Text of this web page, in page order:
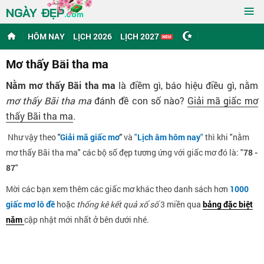
NGÀY ĐẸP.com ≡
HÔM NAY LỊCH 2026 LỊCH 2027
Mơ thấy Bãi tha ma
Nằm mơ thấy Bãi tha ma là điềm gì, báo hiệu điều gì, nằm
mơ thấy Bãi tha mađánh đề con số nào? Giải mã giấc mơ
thấy Bãi tha ma.
Như vậy theo"Giải mã giấc mơ"và "Lịch âm hôm nay" thì khi "nằm
mơ thấy Bãi tha ma" các bộ số đẹp tương ứng với giấc mơ đó là: "78 -
87"
Mời các bạn xem thêm các giấc mơ khác theo danh sách hơn 1000
giấc mơ lô đề hoặc thống kê kết quả xổ số3 miền qua bảng đặc biệt
nămcập nhật mới nhất ở bên dưới nhé.